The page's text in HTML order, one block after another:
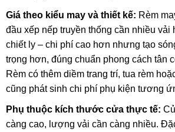
Giá theo kiểu may và thiết kế: Rèm
đầu xếp nếp truyền thống cần nhiều vải
chiết ly – chi phí cao hơn nhưng tạo
trọng hơn, đúng chuẩn phong cách tân
Rèm có thêm diềm trang trí, tua rèm
cũng phát sinh chi phí phụ kiện tương
Phụ thuộc kích thước cửa thực tế:
càng cao, lượng vải cần càng nhiều.